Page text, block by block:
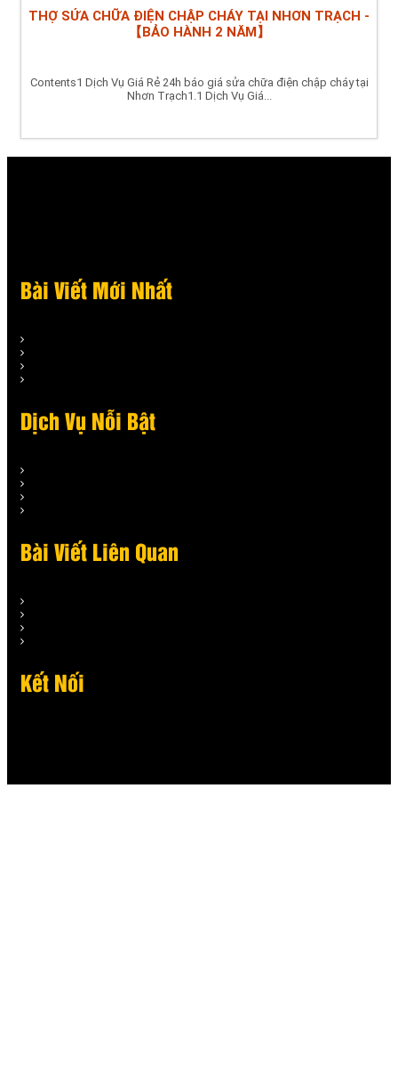
THỢ SỬA CHỮA ĐIỆN CHẬP CHÁY TẠI NHƠN TRẠCH -
【BẢO HÀNH 2 NĂM】
Contents1 Dịch Vụ Giá Rẻ 24h báo giá sửa chữa điện chập cháy tại
Nhơn Trạch1.1 Dịch Vụ Giá...
Bài Viết Mới Nhất
Dịch Vụ Nỗi Bật
Bài Viết Liên Quan
Kết Nối